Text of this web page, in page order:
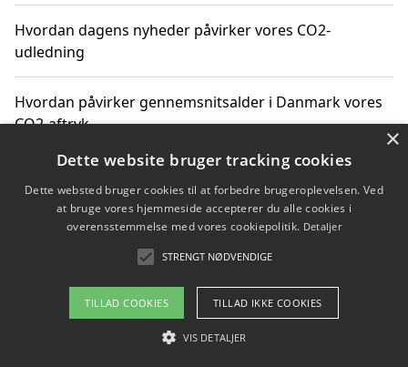
Hvordan dagens nyheder påvirker vores CO2-
udledning
Hvordan påvirker gennemsnitsalder i Danmark vores
CO2-aftryk
Hvordan nyheder om CO2-udledning påvirker vores
hverdag
Om / kontakt
Blog Betingelser
×
Dette website bruger tracking cookies
Dette websted bruger cookies til at forbedre brugeroplevelsen. Ved
at bruge vores hjemmeside accepterer du alle cookies i
overensstemmelse med vores cookiepolitik. Detaljer
STRENGT NØDVENDIGE
TILLAD COOKIES TILLAD IKKE COOKIES
VIS DETALJER